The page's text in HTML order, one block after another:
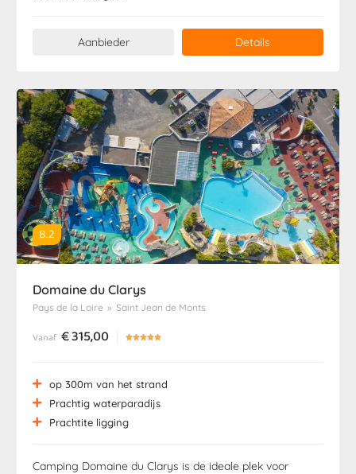
Aanbieder Details
8.2
Domaine du Clarys
Pays de la Loire » Saint Jean de Monts
Vanaf €315,00 
op 300m van het strand
Prachtig waterparadijs
Prachtite ligging
Camping Domaine du Clarys is de ideale plek voor